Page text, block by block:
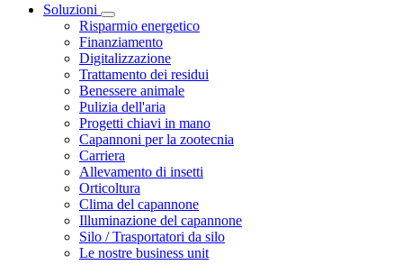
Soluzioni
Risparmio energetico
Finanziamento
Digitalizzazione
Trattamento dei residui
Benessere animale
Pulizia dell'aria
Progetti chiavi in mano
Capannoni per la zootecnia
Carriera
Allevamento di insetti
Orticoltura
Clima del capannone
Illuminazione del capannone
Silo / Trasportatori da silo
Le nostre business unit